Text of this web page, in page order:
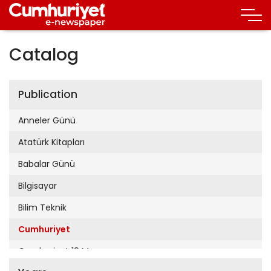
Catalog
Publication
Anneler Günü
Atatürk Kitapları
Babalar Günü
Bilgisayar
Bilim Teknik
Cumhuriyet
Cumhuriyet 19 Mayıs